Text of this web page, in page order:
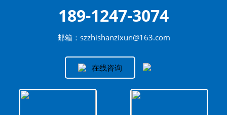
189-1247-3074
邮箱：szzhishanzixun@163.com
在线咨询